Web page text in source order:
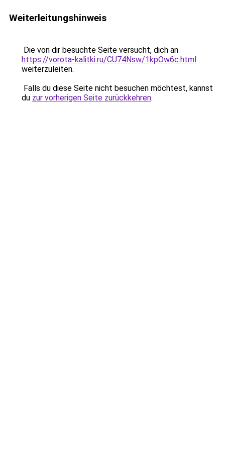
Weiterleitungshinweis
Die von dir besuchte Seite versucht, dich an
https://vorota-kalitki.ru/CU74Nsw/1kpOw6c.html
weiterzuleiten.
Falls du diese Seite nicht besuchen möchtest, kannst
du zur vorherigen Seite zurückkehren.